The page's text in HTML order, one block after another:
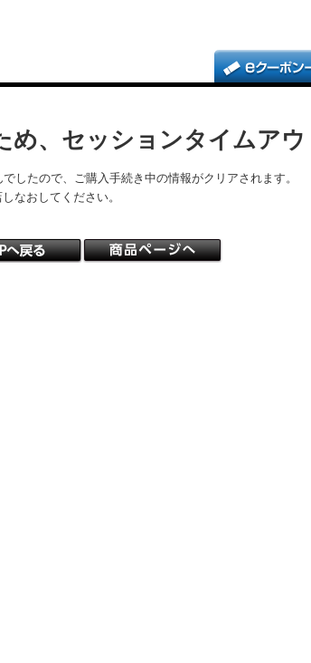
め、セッションタイムアウ
したので、ご購入手続き中の情報がクリアされます。
なおしてください。